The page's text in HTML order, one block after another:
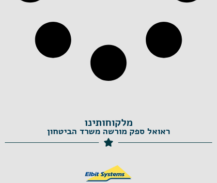
מלקוחותינו
ראואל ספק מורשה משרד הביטחון